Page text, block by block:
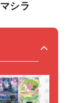
シラ